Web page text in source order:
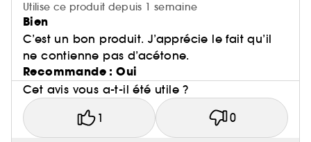
Utilise ce produit depuis 1 semaine
Bien
C’est un bon produit. J’apprécie le fait qu’il
ne contienne pas d’acétone.
Recommande : Oui
Cet avis vous a-t-il été utile ?
1 0